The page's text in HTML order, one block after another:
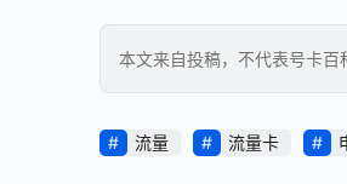
本文来自投稿，不代表号卡
流量 流量卡